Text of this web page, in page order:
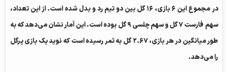
در مجموع این ۶بازی، ۱۶گل بین دو تیم رد و بدل شده است. از این تعداد،
سهم فارست۷گل و سهم چلسی ۹گل بوده است. این آمار نشان می‌دهد که به
طور میانگین در هر بازی،۲.۶۷گل به ثمر رسیده است که نوید یک بازی پرگل
را می‌دهد.